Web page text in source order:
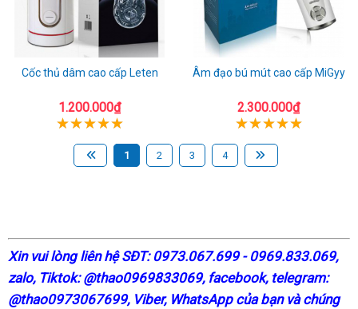
Cốc thủ dâm cao cấp Leten
1.200.000₫
Âm đạo bú mút cao cấp MiGyy
2.300.000₫
1 2 3 4
Xin vui lòng liên hệ SĐT: 0973.067.699 - 0969.833.069,
zalo, Tiktok: @thao0969833069, facebook, telegram:
@thao0973067699, Viber, WhatsApp của bạn và chúng